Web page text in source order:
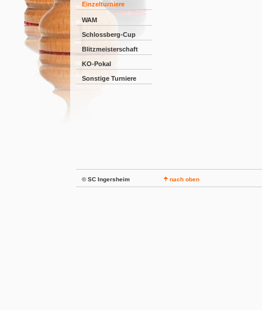
Einzelturniere
WAM
Schlossberg-Cup
Blitzmeisterschaft
KO-Pokal
Sonstige Turniere
© SC Ingersheim nach oben